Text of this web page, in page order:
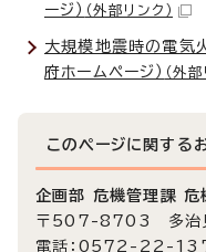
ージ） （外部リンク）
大規模地震時の電気
府ホームページ） （外部
このページに関する
企画部 危機管理課 危
〒507-8703 多治見
電話：0572-22-